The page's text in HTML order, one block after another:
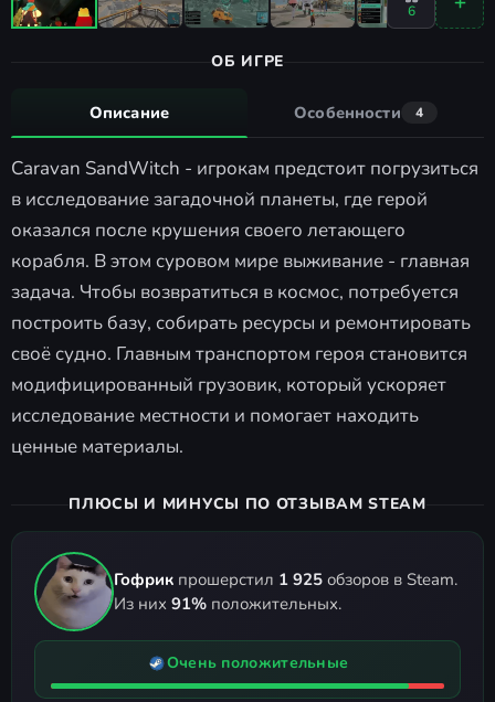
6
ОБ ИГРЕ
Описание Особенности 4
Caravan SandWitch - игрокам предстоит погрузиться
в исследование загадочной планеты, где герой
оказался после крушения своего летающего
корабля. В этом суровом мире выживание - главная
задача. Чтобы возвратиться в космос, потребуется
построить базу, собирать ресурсы и ремонтировать
своё судно. Главным транспортом героя становится
модифицированный грузовик, который ускоряет
исследование местности и помогает находить
ценные материалы.
ПЛЮСЫ И МИНУСЫ ПО ОТЗЫВАМ STEAM
Гофрик прошерстил 1 925 обзоров в Steam.
Из них 91% положительных.
Очень положительные